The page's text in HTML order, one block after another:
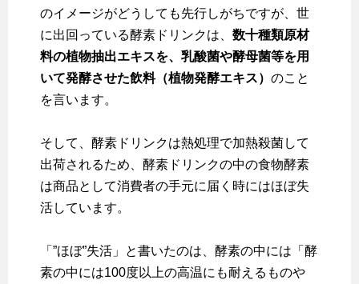
のイメージがどうしても先行しがちですが、世
に出回っている酵素ドリンクは、 数十種類原材
料の植物抽出エキスを、乳酸菌や酵母菌等を用
いて発酵させた飲料（植物発酵エキス） のこと
を言います。
そして、酵素ドリンクは熱処理で加熱殺菌して
出荷されるため、酵素ドリンクの中の食物酵素
は商品として消費者の手元に届く時にはほぼ失
活しています。
「”ほぼ”失活」と書いたのは、酵素の中には「酵
素の中には100度以上の高温にも耐えるものや